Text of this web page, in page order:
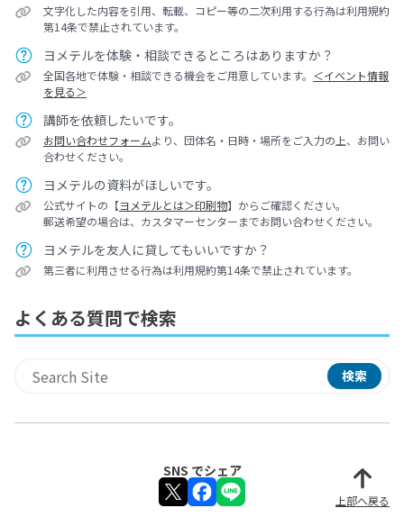
文字化した内容を引用、転載、コピー等の二次利用する行為は利用規約
第14条で禁止されています。
ヨメテルを体験・相談できるところはありますか？
全国各地で体験・相談できる機会をご用意しています。 ＜イベント情報
を見る＞
講師を依頼したいです。
お問い合わせフォームより、団体名・日時・場所をご入力の上、お問い
合わせください。
ヨメテルの資料がほしいです。
公式サイトの【ヨメテルとは＞印刷物】からご確認ください。
郵送希望の場合は、カスタマーセンターまでお問い合わせください。
ヨメテルを友人に貸してもいいですか？
第三者に利用させる行為は利用規約第14条で禁止されています。
よくある質問で検索
サイト内検索 検索
SNS でシェア
上部へ戻る